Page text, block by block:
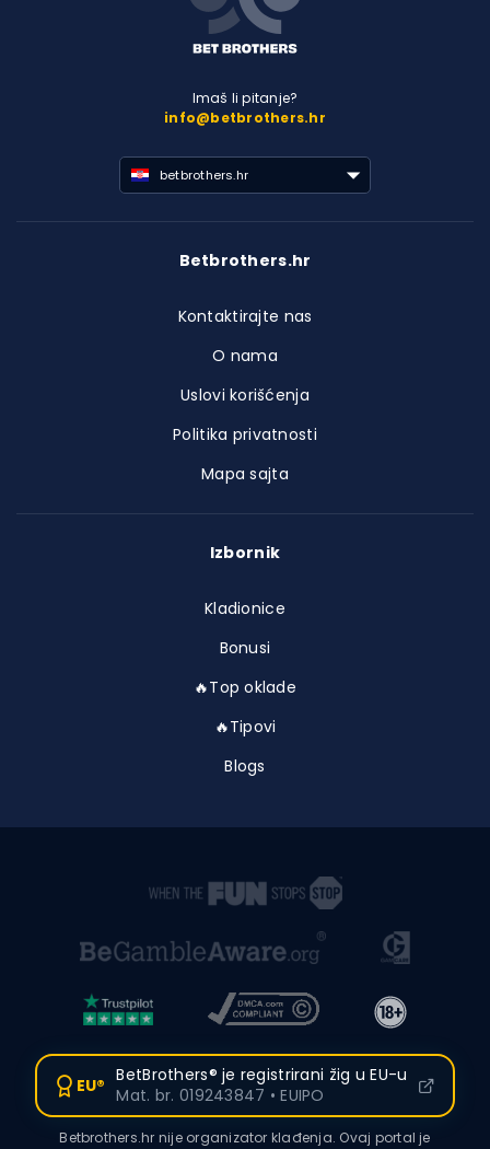
Imaš li pitanje?
info@betbrothers.hr
betbrothers.hr
Betbrothers.hr
Kontaktirajte nas
O nama
Uslovi korišćenja
Politika privatnosti
Mapa sajta
Izbornik
Kladionice
Bonusi
🔥Top oklade
🔥Tipovi
Blogs
EU® BetBrothers® je registrirani žig u EU-u
Mat. br. 019243847 • EUIPO
Betbrothers.hr nije organizator klađenja. Ovaj portal je